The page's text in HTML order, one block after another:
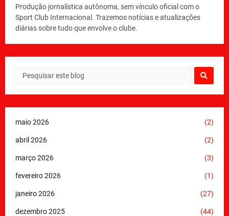
Produção jornalística autônoma, sem vínculo oficial com o
Sport Club Internacional. Trazemos notícias e atualizações
diárias sobre tudo que envolve o clube.
maio 2026 (2)
abril 2026 (2)
março 2026 (3)
fevereiro 2026 (1)
janeiro 2026 (27)
dezembro 2025 (44)